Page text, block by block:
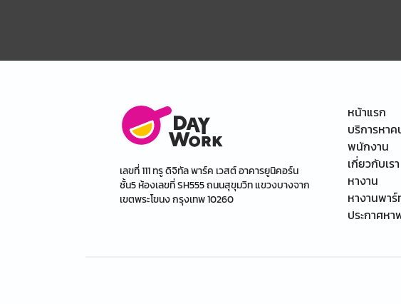
เลขที่ 111 ทรู ดิจิทัล พาร์ค เวสต์ อาคารยูนิคอร์น
ชั้น5 ห้องเลขที่ SH555 ถนนสุขุมวิท แขวงบางจาก
เขตพระโขนง กรุงเทพ 10260
หน้าแรก
บริการหา
พนักงาน
เกี่ยวกับเรา
หางาน
หางานพาร์
ประกาศห